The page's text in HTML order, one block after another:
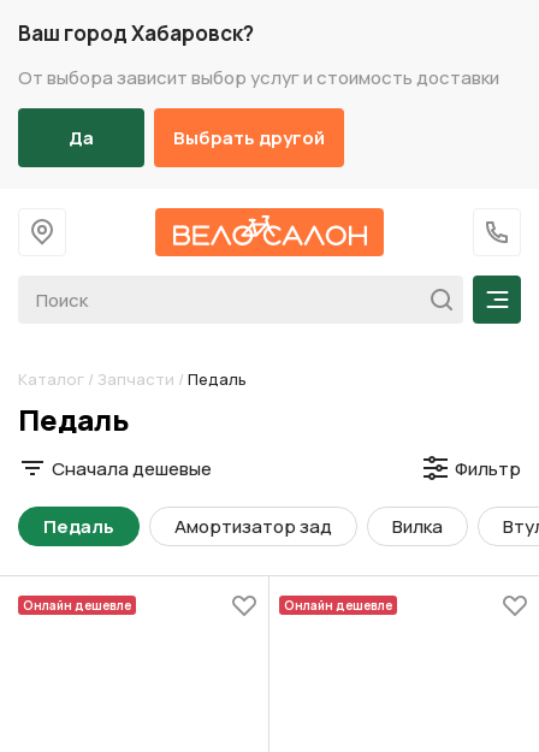
Ваш город Хабаровск?
От выбора зависит выбор услуг и стоимость доставки
Да Выбрать другой
На главную
+7
Каталог / Запчасти / Педаль
Разделы каталога
Педаль
Сначала дешевые Фильтр
Амортизатор зад Вилка
Педаль
Онлайн дешевле Онлайн дешевле